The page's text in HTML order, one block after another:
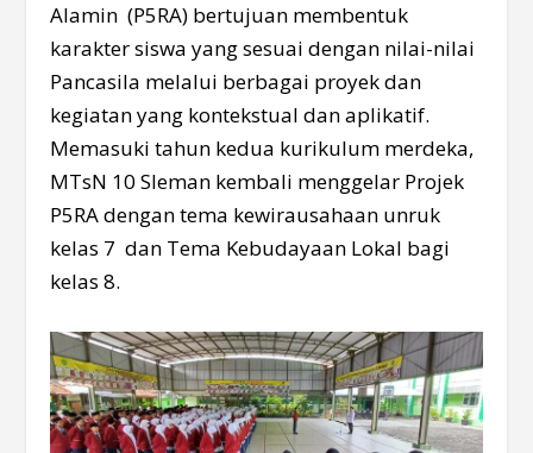
Alamin (P5RA) bertujuan membentuk
karakter siswa yang sesuai dengan nilai-nilai
Pancasila melalui berbagai proyek dan
kegiatan yang kontekstual dan aplikatif.
Memasuki tahun kedua kurikulum merdeka,
MTsN 10 Sleman kembali menggelar Projek
P5RA dengan tema kewirausahaan unruk
kelas 7 dan Tema Kebudayaan Lokal bagi
kelas 8.